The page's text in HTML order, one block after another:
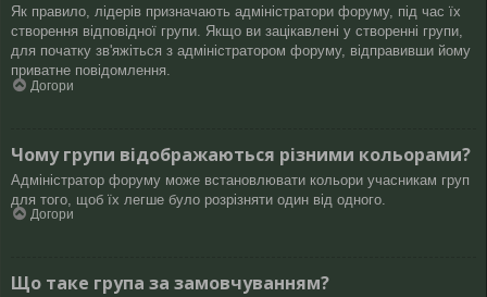
Як правило, лідерів призначають адміністратори форуму, під час їх
створення відповідної групи. Якщо ви зацікавлені у створенні групи,
для початку зв'яжіться з адміністратором форуму, відправивши йому
приватне повідомлення.
Догори
Чому групи відображаються різними кольорами?
Адміністратор форуму може встановлювати кольори учасникам груп
для того, щоб їх легше було розрізняти один від одного.
Догори
Що таке група за замовчуванням?